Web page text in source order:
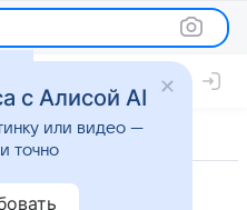
с Алисой AI
или видео —
точно